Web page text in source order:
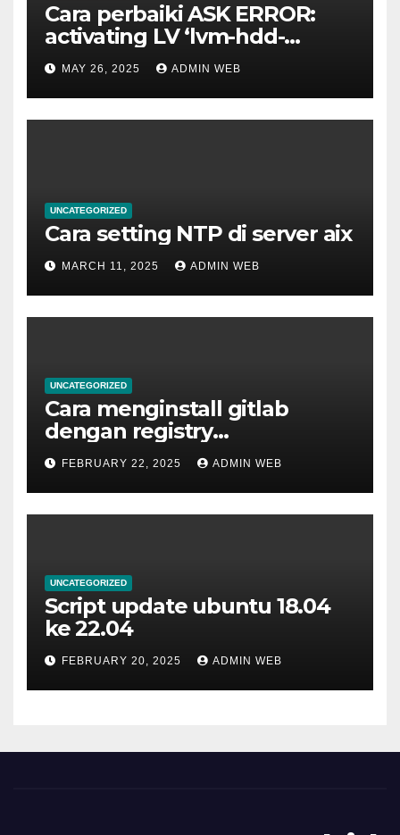
Cara perbaiki ASK ERROR:
activating LV ‘lvm-hdd-
02/lvm-hdd-02’
MAY 26, 2025 ADMIN WEB
UNCATEGORIZED
Cara setting NTP di server aix
MARCH 11, 2025 ADMIN WEB
UNCATEGORIZED
Cara menginstall gitlab
dengan registry
menggunakan docker
FEBRUARY 22, 2025 ADMIN WEB
UNCATEGORIZED
Script update ubuntu 18.04
ke 22.04
FEBRUARY 20, 2025 ADMIN WEB